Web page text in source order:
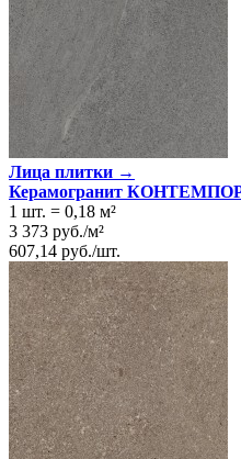
Лица плитки →
Керамогранит
1 шт. = 0,18 м²
3 373 руб./м²
607,14 руб./шт.